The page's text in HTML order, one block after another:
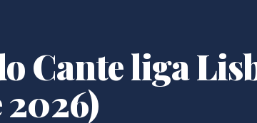
Cante liga
2026)